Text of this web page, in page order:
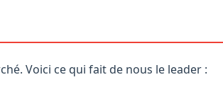
Voici ce qui fait de nous le leader :